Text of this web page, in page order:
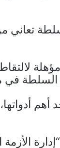
تعاني
السلطة في
الأزمة